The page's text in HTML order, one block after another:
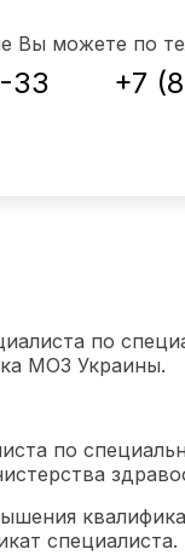
Вы можете по
33 +7
по
МОЗ Украины.
по
специалиста.